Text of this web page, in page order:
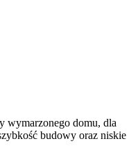
wymarzonego domu, dla
budowy oraz niskie